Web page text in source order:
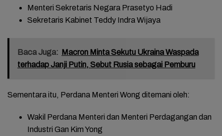
Menteri Sekretaris Negara Prasetyo Hadi
Sekretaris Kabinet Teddy Indra Wijaya
Baca Juga: Macron Minta Sekutu Ukraina Waspada
terhadap Janji Putin, Sebut Rusia sebagai Pemburu
Sementara itu, Perdana Menteri Wong ditemani oleh:
Wakil Perdana Menteri dan Menteri Perdagangan dan
Industri Gan Kim Yong